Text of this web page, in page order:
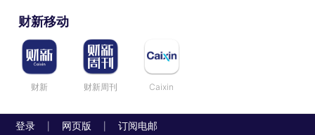
财新移动
财新 财新周刊 Caixin
登录 网页版 订阅电邮